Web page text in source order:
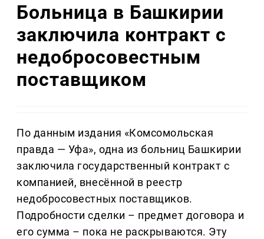
Больница в Башкирии
заключила контракт с
недобросовестным
поставщиком
По данным издания «Комсомольская
правда — Уфа», одна из больниц Башкирии
заключила государственный контракт с
компанией, внесённой в реестр
недобросовестных поставщиков.
Подробности сделки – предмет договора и
его сумма – пока не раскрываются. Эту